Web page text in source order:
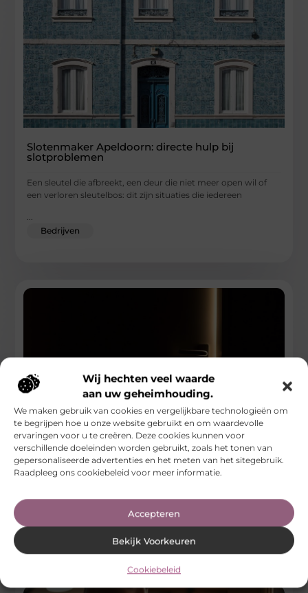
Wij hechten veel waarde
aan uw geheimhouding.
We maken gebruik van cookies en vergelijkbare technologieën om
te begrijpen hoe u onze website gebruikt en om waardevolle
ervaringen voor u te creëren. Deze cookies kunnen voor
verschillende doeleinden worden gebruikt, zoals het tonen van
gepersonaliseerde advertenties en het meten van het sitegebruik.
Raadpleeg ons cookiebeleid voor meer informatie.
Accepteren
Bekijk Voorkeuren
Cookiebeleid
Slotenmaker Apeldoorn: directe hulp bij
slotproblemen
Een sleutel die afbreekt, een deur die niet meer open wil of
een verloren sleutelbos: dit zijn situaties die iedereen
Bedrijven
Slotenmaker Soest met snelle en betrouwbare
spoedservice
Een veilig gevoel in huis of op de zaak begint met goede
Bedrijven